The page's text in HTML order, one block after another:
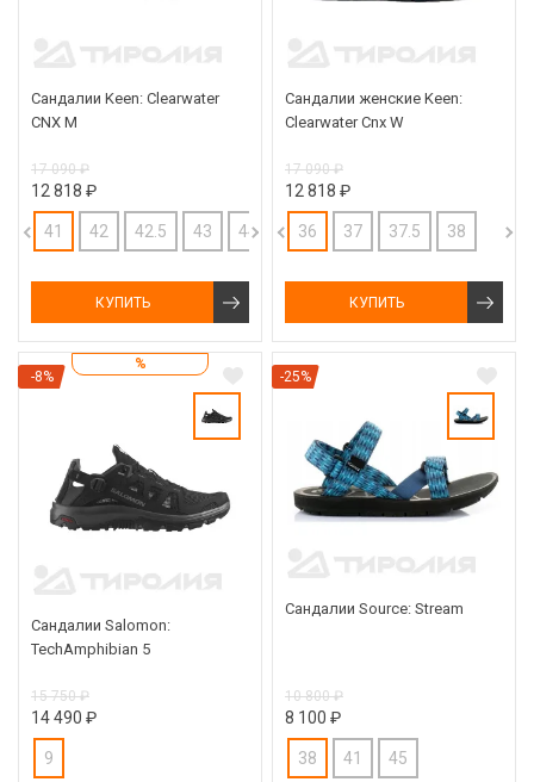
Сандалии Keen: Clearwater
CNX M
17 090 ₽
12 818 ₽
41 42 42.5 43 44
КУПИТЬ
Сандалии женские Keen:
Clearwater Cnx W
17 090 ₽
12 818 ₽
36 37 37.5 38
КУПИТЬ
%
-8%
Сандалии Salomon:
TechAmphibian 5
15 750 ₽
14 490 ₽
9
-25%
Сандалии Source: Stream
10 800 ₽
8 100 ₽
38 41 45